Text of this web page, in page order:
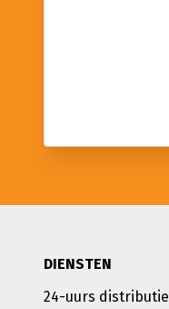
DIENSTEN
24-uurs distributie